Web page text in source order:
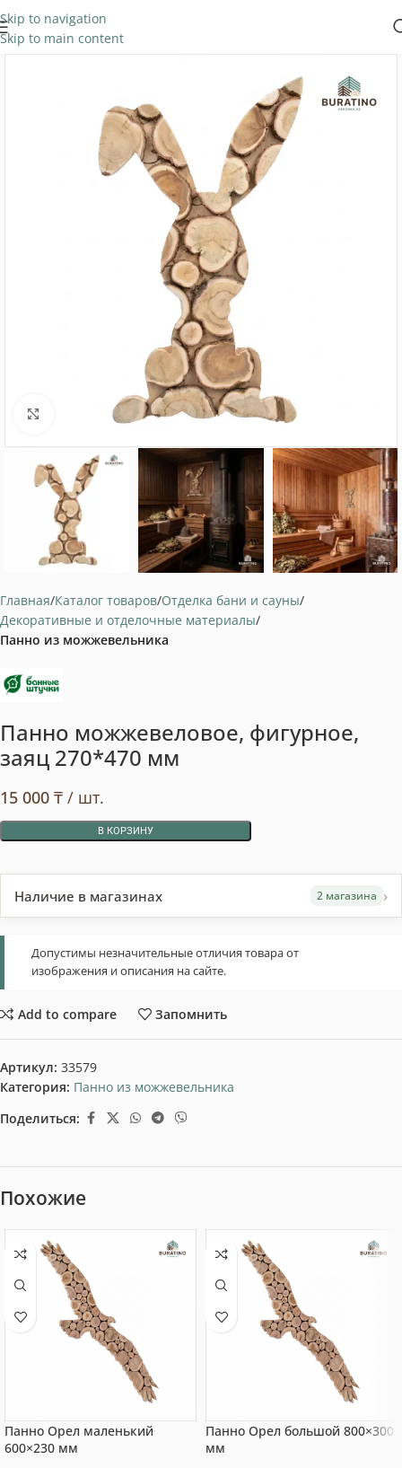
Skip to navigation
Skip to main content
Нажмите, чтобы увеличить
Главная Каталог товаров Отделка бани и сауны
Декоративные и отделочные материалы
Панно из можжевельника
Панно можжевеловое, фигурное,
заяц 270*470 мм
15 000 ₸ / шт.
В КОРЗИНУ
Наличие в магазинах 2 магазина ›
Допустимы незначительные отличия товара от
изображения и описания на сайте.
Add to compare Запомнить
Артикул: 33579
Категория: Панно из можжевельника
Поделиться:
Похожие
Панно Орел маленький
600×230 мм
Панно Орел большой 800×300
мм